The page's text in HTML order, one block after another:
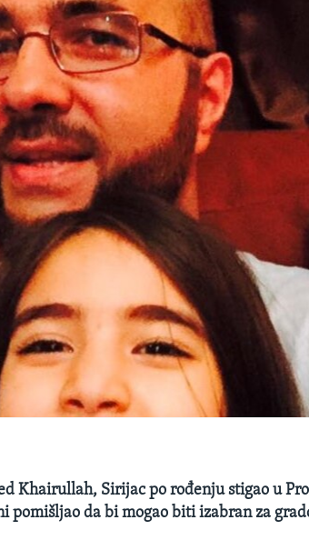
Khairullah, Sirijac po rođenju stigao u
pomišljao da bi mogao biti izabran za